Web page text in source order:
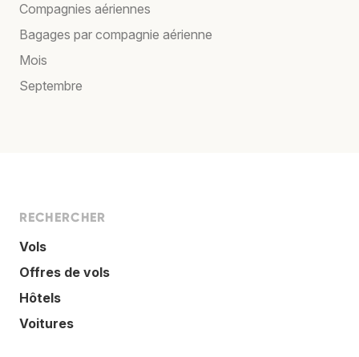
Compagnies aériennes
Bagages par compagnie aérienne
Mois
Septembre
RECHERCHER
Vols
Offres de vols
Hôtels
Voitures